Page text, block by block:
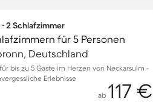
2 Schlafzimmer
für 5 Personen
Deutschland
bis zu 5 Gäste im Herzen von Neckarsulm -
Erlebnisse
ab 117 €